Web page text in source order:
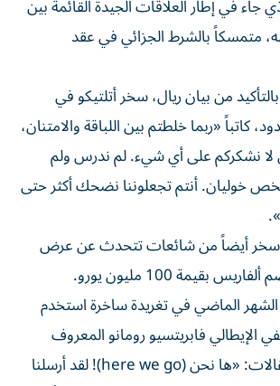
جاء في إطار العلاقات الجيدة القائمة بين
متمسكاً بالشرط الجزائي في عقد
من بيان ريال، سخر أتلتيكو في
كاتباً «ربما خلطتم بين اللباقة والامتنان،
نشكركم على أي شيء. لم ندرس ولم
خوليان. أنتم تجعلوننا نضحك أكثر حتى
سخر أيضاً من شائعات تتحدث عن عرض
بقيمة 100 مليون يورو.
الشهر الماضي في تغريدة ساخرة استخدم
الإيطالي فابريتسيو رومانو المعروف
بتغطية سوق الانتقالات: «ها نحن (here we go)! لقد أرسلنا